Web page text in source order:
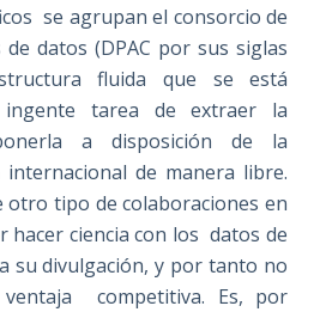
se agrupan el consorcio de
datos (DPAC por sus siglas
fluida que se está
tarea de extraer la
a disposición de la
internacional de manera libre.
otro tipo de colaboraciones en
hacer ciencia con los datos de
su divulgación, y por tanto no
competitiva. Es, por